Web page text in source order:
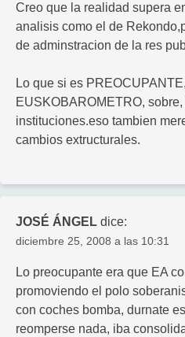
Creo que la realidad supera
analisis como el de
de adminstracion de la res
Lo que si es
EUSKOBAROMETRO,
instituciones.eso tambien
cambios extructurales.
JOSÉ ÁNGEL dice:
diciembre 25, 2008 a las 10:31
Lo preocupante era que EA
promoviendo el polo
con coches bomba, durnate
reomperse nada, iba